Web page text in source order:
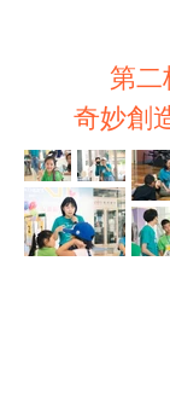
第二
奇妙創